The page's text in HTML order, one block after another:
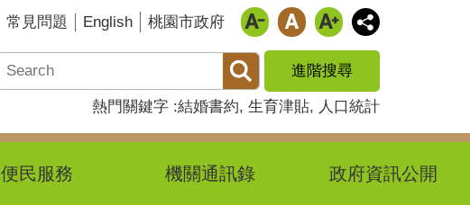
常見問題 English 桃園市政府
進階搜尋
熱門關鍵字 結婚書約 生育津貼 人口統計
便民服務 機關通訊錄 政府資訊公開